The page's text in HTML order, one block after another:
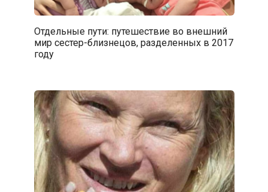
Отдельные пути: путешествие во внешний
мир сестер-близнецов, разделенных в 2017
году